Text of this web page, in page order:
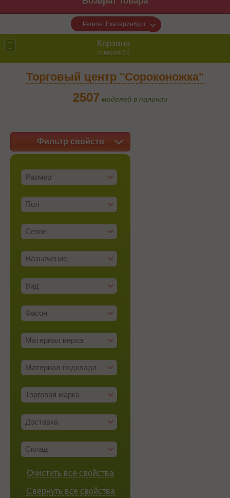
Регион: Екатеринбург
Корзина
Товаров (0)
Торговый центр "Сороконожка"
2507 моделей в наличии
Фильтр свойств
Размер
Пол
Сезон
Назначение
Вид
Фасон
Материал верха
Материал подклада
Торговая марка
Доставка
Склад
Очистить все свойства
Свернуть все свойства